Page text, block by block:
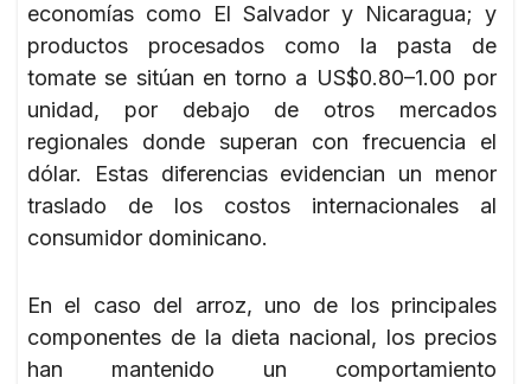
economías como El Salvador y Nicaragua; y
productos procesados como la pasta de
tomate se sitúan en torno a US$0.80–1.00 por
unidad, por debajo de otros mercados
regionales donde superan con frecuencia el
dólar. Estas diferencias evidencian un menor
traslado de los costos internacionales al
consumidor dominicano.
En el caso del arroz, uno de los principales
componentes de la dieta nacional, los precios
han mantenido un comportamiento